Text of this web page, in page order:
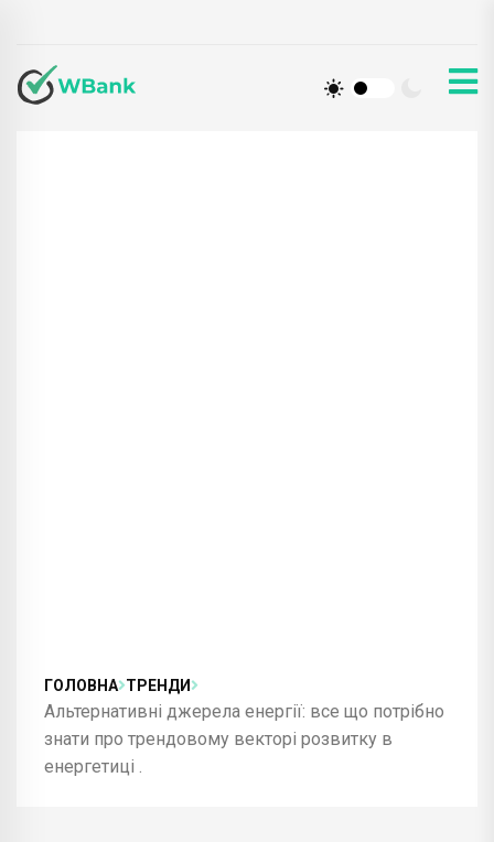
ГОЛОВНА ТРЕНДИ
Альтернативні джерела енергії: все що потрібно
знати про трендовому векторі розвитку в
енергетиці .